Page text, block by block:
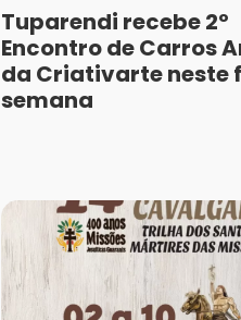
Tuparendi recebe 2º
Encontro de Carros
da Criativarte neste
semana